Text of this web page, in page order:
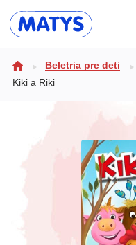
Doplnkový sortiment
Populárno - náučné pre
Beletria pre deti
Kiki a Riki